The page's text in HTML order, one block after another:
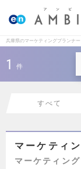
兵庫県のマーケティングプランナ
1 件
すべて
マーケティ
マーケティン